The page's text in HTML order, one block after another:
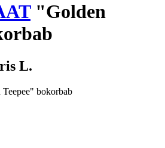
"Golden
L.
bokorbab